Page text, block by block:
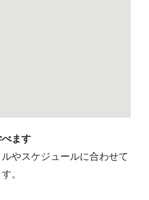
ます
やスケジュールに合わせて
。